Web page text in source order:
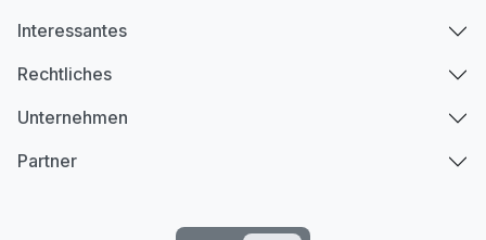
Interessantes
Rechtliches
Unternehmen
Partner